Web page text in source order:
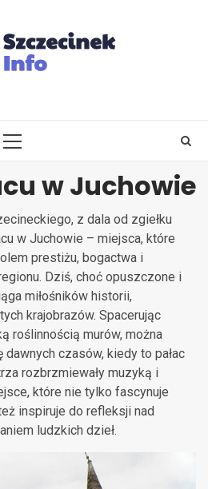
PRIMARY
w Juchowie
z dala od zgiełku
w Juchowie – miejsca, które
prestiżu, bogactwa i
Dziś, choć opuszczone i
miłośników historii,
krajobrazów. Spacerując
roślinnością murów, można
czasów, kiedy to pałac
rozbrzmiewały muzyką i
które nie tylko fascynuje
inspiruje do refleksji nad
ludzkich dzieł.